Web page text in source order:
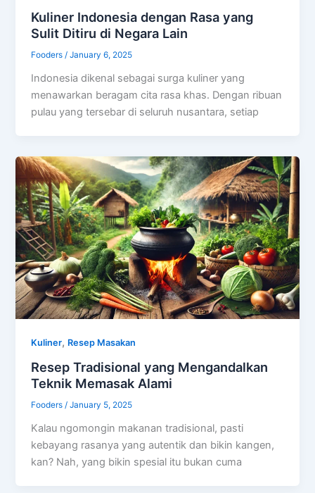
Kuliner Indonesia dengan Rasa yang
Sulit Ditiru di Negara Lain
Fooders/January 6, 2025
Indonesia dikenal sebagai surga kuliner yang
menawarkan beragam cita rasa khas. Dengan ribuan
pulau yang tersebar di seluruh nusantara, setiap
Kuliner, Resep Masakan
Resep Tradisional yang Mengandalkan
Teknik Memasak Alami
Fooders/January 5, 2025
Kalau ngomongin makanan tradisional, pasti
kebayang rasanya yang autentik dan bikin kangen,
kan? Nah, yang bikin spesial itu bukan cuma